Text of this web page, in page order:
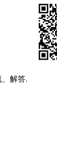
解答.